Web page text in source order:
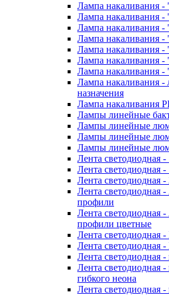
Лампа накаливания -
Лампа накаливания -
Лампа накаливания -
Лампа накаливания -
Лампа накаливания -
Лампа накаливания
Лампа накаливания
Лампа накаливания -
назначения
Лампа накаливания
Лампы линейные
Лампы линейные
Лампы линейные
Лампы линейные
Лента светодиодная
Лента светодиодная
Лента светодиодная
Лента
профили
Лента
профили цветные
Лента светодиодная
Лента светодиодная
Лента светодиодная
Лента светодиодная
гибкого неона
Лента светодиодная